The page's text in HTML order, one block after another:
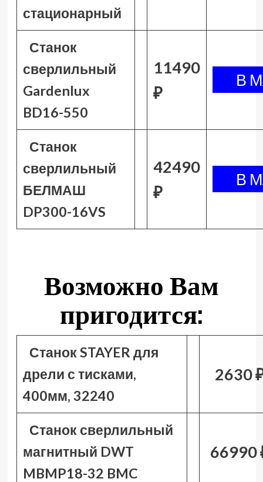
стационарный
Станок
сверлильный
Gardenlux
BD16-550
11490
₽
Станок
сверлильный
БЕЛМАШ
DP300-16VS
42490
₽
Возможно Вам
пригодится:
Станок STAYER для
дрели с тисками,
400мм, 32240
2630
Станок сверлильный
магнитный DWT
MBMP18-32 BMC
66990